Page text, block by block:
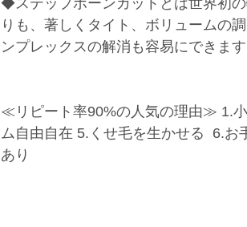
◆ステップボーンカットとは世界初
りも、著しくタイト、ボリュームの
ンプレックスの解消も容易にできます
≪リピート率90%の人気の理由≫ 1.小
ム自由自在 5.くせ毛を生かせる  6.
あり